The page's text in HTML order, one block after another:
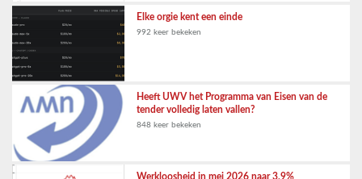
Elke orgie kent een einde
992 keer bekeken
Heeft UWV het Programma van Eisen van de
tender volledig laten vallen?
848 keer bekeken
Werkloosheid in mei 2026 naar 3,9%